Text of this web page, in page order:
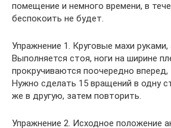
помещение и немного времени, в
беспокоить не будет.
Упражнение 1. Круговые махи руками,
Выполняется стоя, ноги на ширине
прокручиваются поочередно вперед,
Нужно сделать 15 вращений в одну
же в другую, затем повторить.
Упражнение 2. Исходное положение